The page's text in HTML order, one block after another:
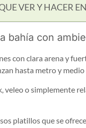
VER Y HACER
bahía con
con clara arena y
hasta metro y
veleo o simplemente
platillos que se